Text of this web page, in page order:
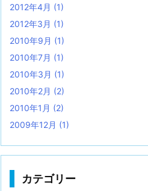
2012年4月 (1)
2012年3月 (1)
2010年9月 (1)
2010年7月 (1)
2010年3月 (1)
2010年2月 (2)
2010年1月 (2)
2009年12月 (1)
カテゴリー